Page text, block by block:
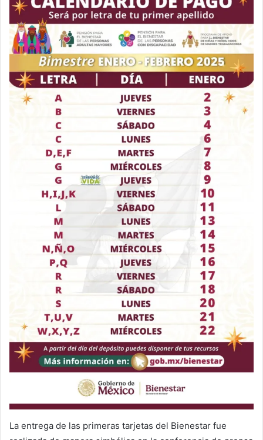
La entrega de las primeras tarjetas del Bienestar fue